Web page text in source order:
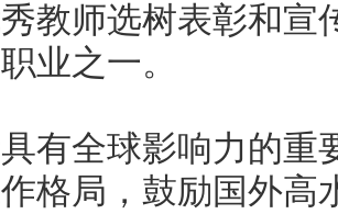
教师选树表彰和宣
业之一。
全球影响力的重
格局，鼓励国外高